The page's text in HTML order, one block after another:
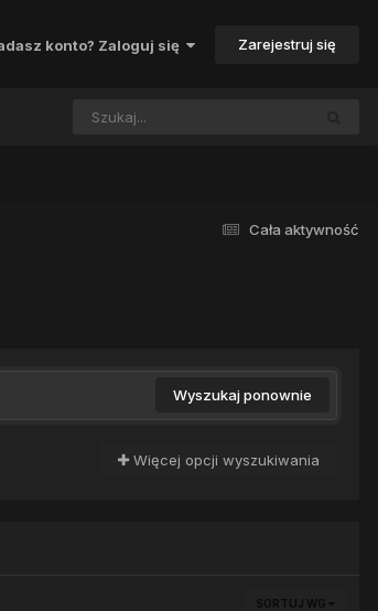
konto? Zaloguj się Zarejestruj się
Cała aktywność
Wyszukaj ponownie
Więcej opcji wyszukiwania
SORTUJ WG